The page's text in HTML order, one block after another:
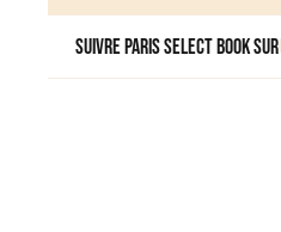
Suivre Paris Select Book sur